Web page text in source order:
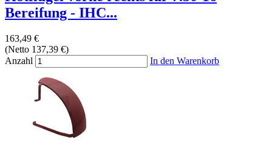
Bereifung - IHC...
163,49 €
(Netto 137,39 €)
Anzahl
In den Warenkorb